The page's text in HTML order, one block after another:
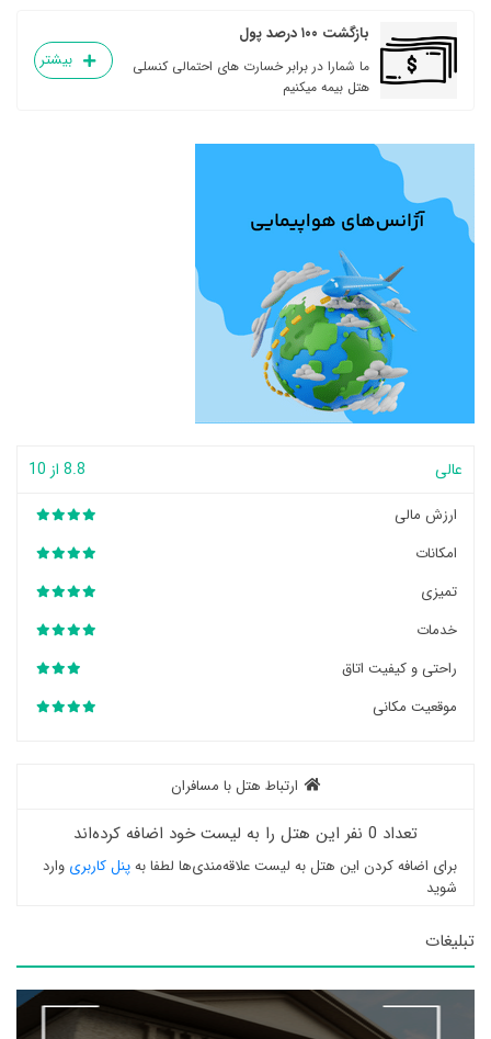
بازگشت ۱۰۰ درصد پول
ما شمارا در برابر خسارت های احتمالی کنسلی
هتل بیمه میکنیم
بیشتر
عالی 8.8 از 10
ارزش مالی
امکانات
تمیزی
خدمات
راحتی و کیفیت اتاق
موقعیت مکانی
ارتباط هتل با مسافران
تعداد 0 نفر این هتل را به لیست خود اضافه کرده‌اند
برای اضافه کردن این هتل به لیست علاقه‌مندی‌ها لطفا بهپنل کاربری وارد
شوید
تبلیغات